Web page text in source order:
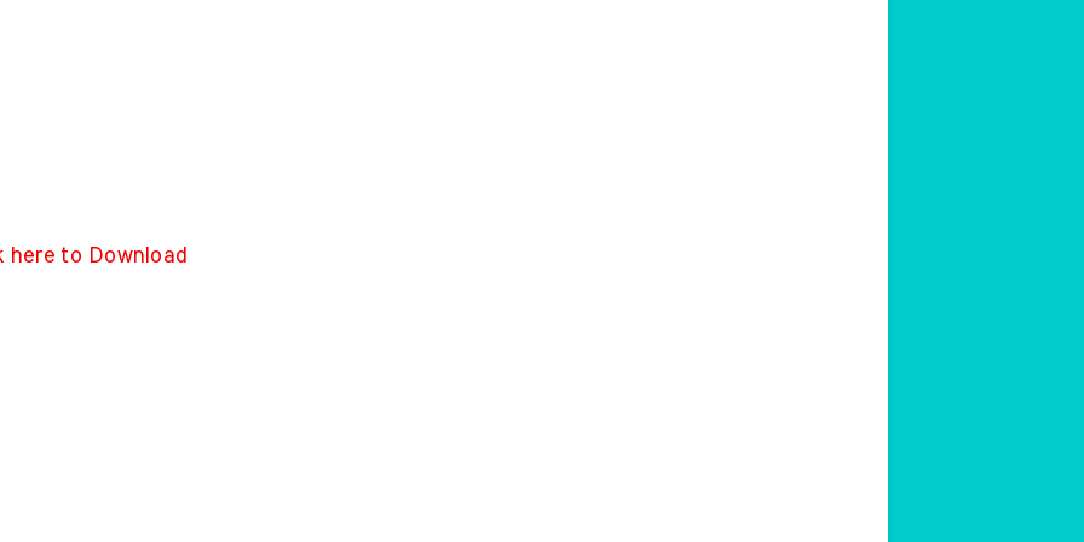
here to Download